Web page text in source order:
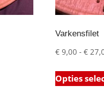
Varkensfilet
€9,00 - €
Opties